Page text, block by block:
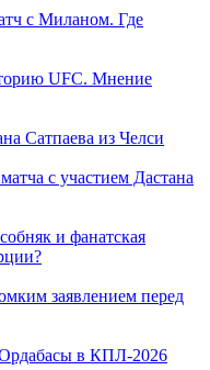
с Миланом. Где
UFC. Мнение
Сатпаева из Челси
с участием Дастана
и фанатская
заявлением перед
в КПЛ-2026